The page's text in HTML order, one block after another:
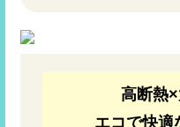
高断熱
エコで快適